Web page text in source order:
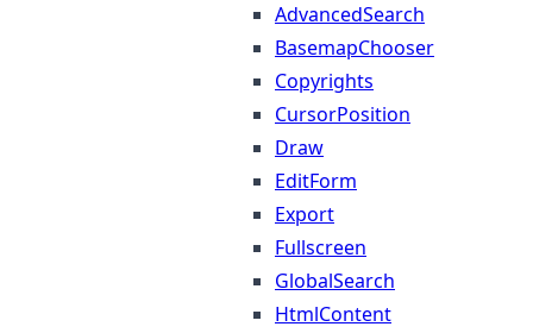
AdvancedSearch
BasemapChooser
Copyrights
CursorPosition
Draw
EditForm
Export
Fullscreen
GlobalSearch
HtmlContent